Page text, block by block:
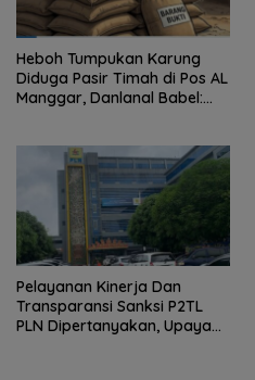
Heboh Tumpukan Karung
Diduga Pasir Timah di Pos AL
Manggar, Danlanal Babel:
Pelayanan Kinerja Dan
Transparansi Sanksi P2TL
PLN Dipertanyakan, Upaya